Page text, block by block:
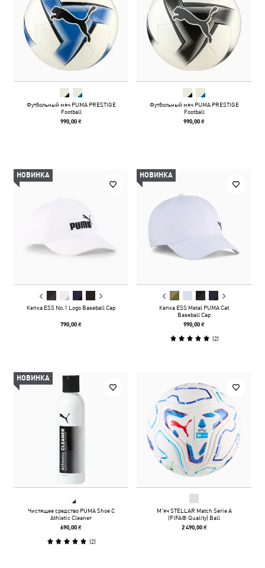
Футбольный мяч PUMA PRESTIGE
Football
990,00 ₴
Футбольный мяч PUMA PRESTIGE
Football
990,00 ₴
НОВИНКА
Кепка ESS No.1 Logo Baseball Cap
790,00 ₴
НОВИНКА
Кепка ESS Metal PUMA Cat
Baseball Cap
990,00 ₴
(2)
НОВИНКА
Чистящее средство PUMA Shoe C
Athletic Cleaner
690,00 ₴
(2)
М'яч STELLAR Match Serie A
(FIFA® Quality) Ball
2 490,00 ₴